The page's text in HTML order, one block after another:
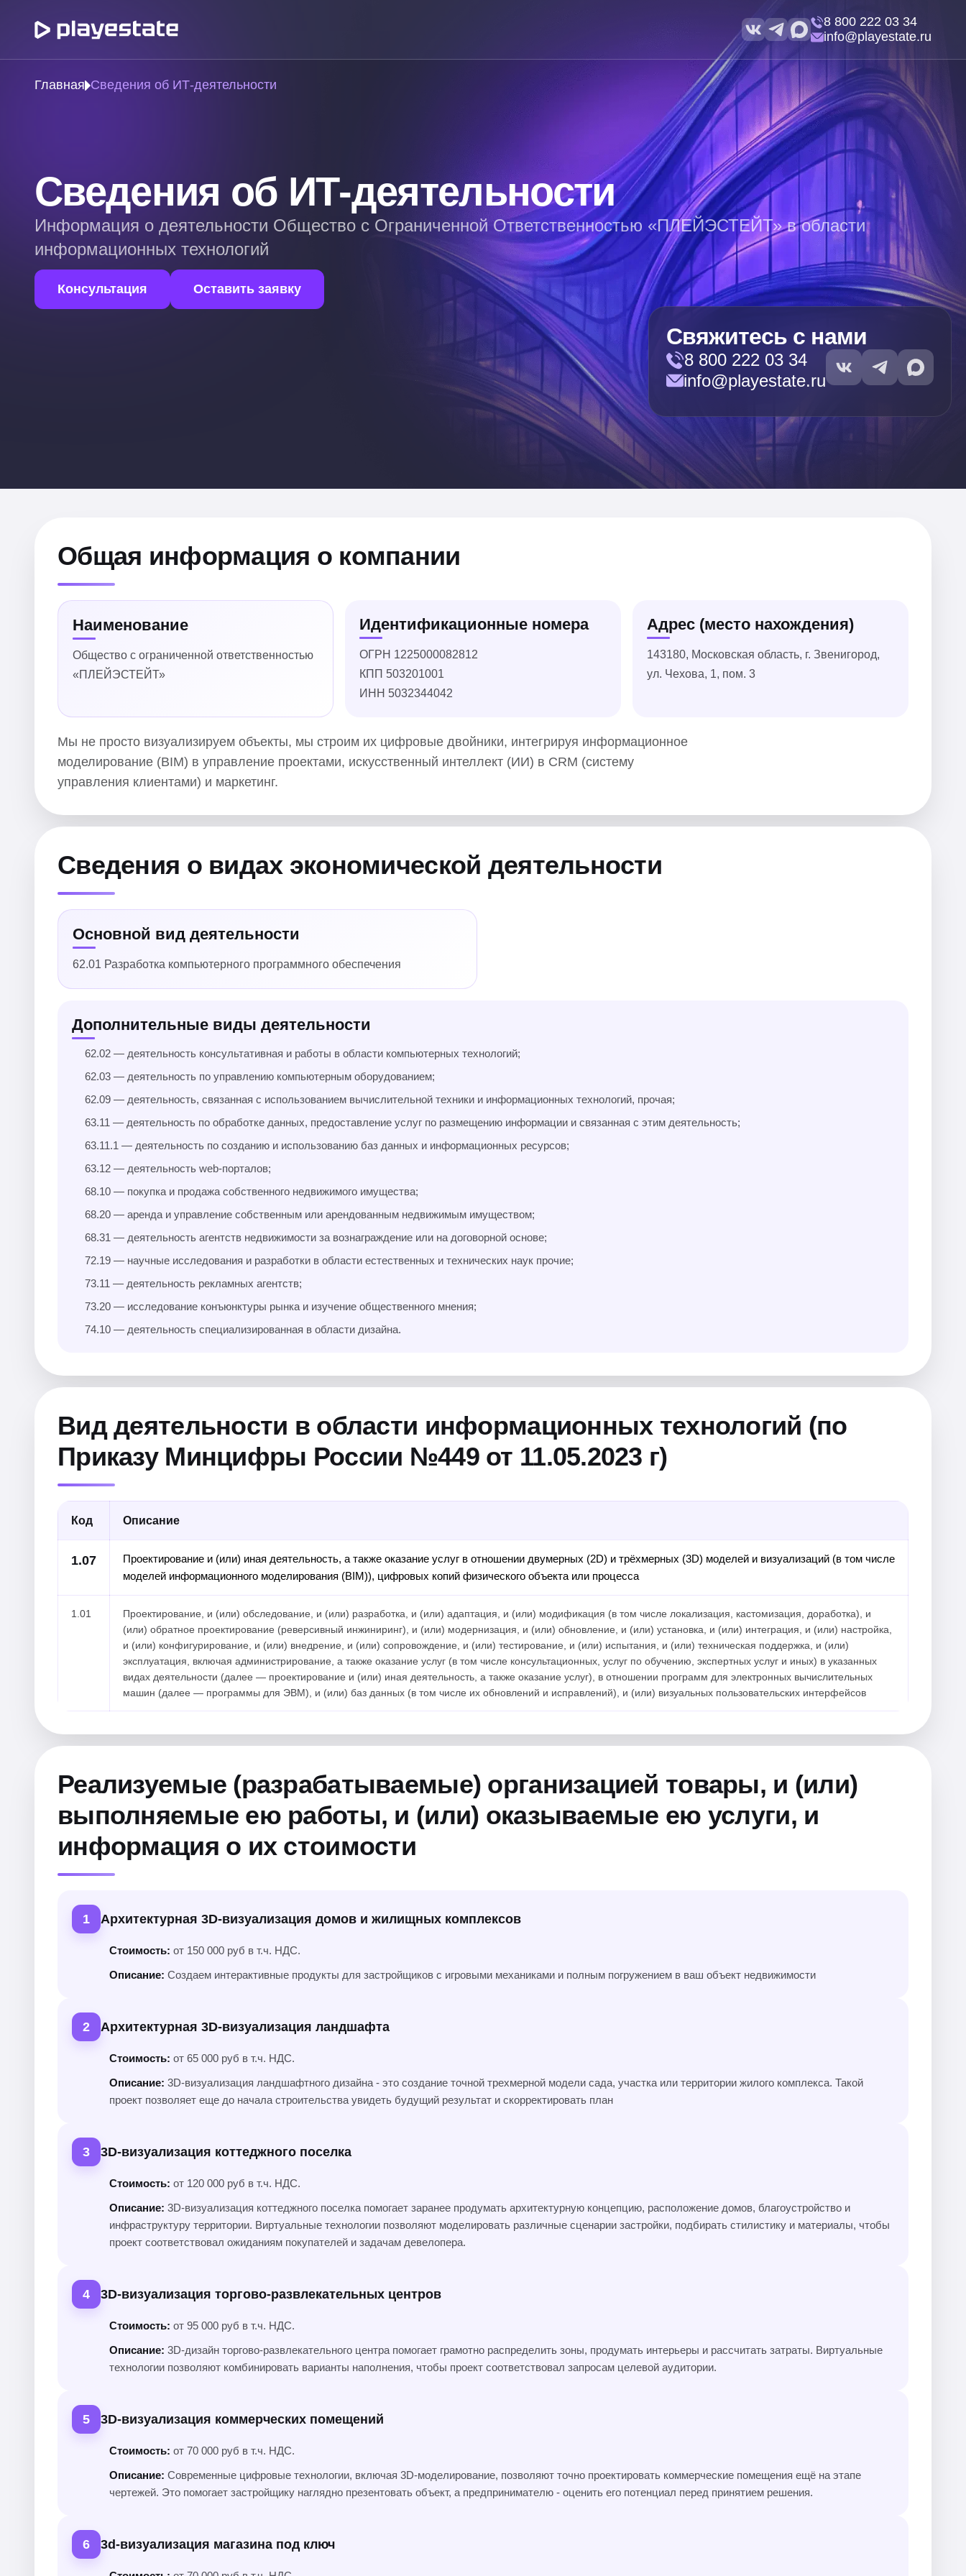
8 800 222 03 34
info@playestate.ru
Главная Сведения об ИТ-деятельности
Сведения об ИТ-деятельности
Информация о деятельности Общество с Ограниченной Ответственностью «ПЛЕЙЭСТЕЙТ» в области
информационных технологий
Консультация Оставить заявку
Свяжитесь с нами
8 800 222 03 34
info@playestate.ru
Общая информация о компании
Наименование
Общество с ограниченной ответственностью
«ПЛЕЙЭСТЕЙТ»
Идентификационные номера
ОГРН 1225000082812
КПП 503201001
ИНН 5032344042
Адрес (место нахождения)
143180, Московская область, г. Звенигород,
ул. Чехова, 1, пом. 3
Мы не просто визуализируем объекты, мы строим их цифровые двойники, интегрируя информационное
моделирование (BIM) в управление проектами, искусственный интеллект (ИИ) в CRM (систему
управления клиентами) и маркетинг.
Сведения о видах экономической деятельности
Основной вид деятельности
62.01 Разработка компьютерного программного обеспечения
Дополнительные виды деятельности
62.02 — деятельность консультативная и работы в области компьютерных технологий;
62.03 — деятельность по управлению компьютерным оборудованием;
62.09 — деятельность, связанная с использованием вычислительной техники и информационных технологий, прочая;
63.11 — деятельность по обработке данных, предоставление услуг по размещению информации и связанная с этим деятельность;
63.11.1 — деятельность по созданию и использованию баз данных и информационных ресурсов;
63.12 — деятельность web-порталов;
68.10 — покупка и продажа собственного недвижимого имущества;
68.20 — аренда и управление собственным или арендованным недвижимым имуществом;
68.31 — деятельность агентств недвижимости за вознаграждение или на договорной основе;
72.19 — научные исследования и разработки в области естественных и технических наук прочие;
73.11 — деятельность рекламных агентств;
73.20 — исследование конъюнктуры рынка и изучение общественного мнения;
74.10 — деятельность специализированная в области дизайна.
Вид деятельности в области информационных технологий (по
Приказу Минцифры России №449 от 11.05.2023 г)
Код Описание
1.07
Проектирование и (или) иная деятельность, а также оказание услуг в отношении двумерных (2D) и трёхмерных (3D) моделей и визуализаций (в том числе
моделей информационного моделирования (BIM)), цифровых копий физического объекта или процесса
1.01
Проектирование, и (или) обследование, и (или) разработка, и (или) адаптация, и (или) модификация (в том числе локализация, кастомизация, доработка), и
(или) обратное проектирование (реверсивный инжиниринг), и (или) модернизация, и (или) обновление, и (или) установка, и (или) интеграция, и (или) настройка,
и (или) конфигурирование, и (или) внедрение, и (или) сопровождение, и (или) тестирование, и (или) испытания, и (или) техническая поддержка, и (или)
эксплуатация, включая администрирование, а также оказание услуг (в том числе консультационных, услуг по обучению, экспертных услуг и иных) в указанных
видах деятельности (далее — проектирование и (или) иная деятельность, а также оказание услуг), в отношении программ для электронных вычислительных
машин (далее — программы для ЭВМ), и (или) баз данных (в том числе их обновлений и исправлений), и (или) визуальных пользовательских интерфейсов
Реализуемые (разрабатываемые) организацией товары, и (или)
выполняемые ею работы, и (или) оказываемые ею услуги, и
информация о их стоимости
1 Архитектурная 3D-визуализация домов и жилищных комплексов
Стоимость: от 150 000 руб в т.ч. НДС.
Описание: Создаем интерактивные продукты для застройщиков с игровыми механиками и полным погружением в ваш объект недвижимости
2 Архитектурная 3D-визуализация ландшафта
Стоимость: от 65 000 руб в т.ч. НДС.
Описание: 3D-визуализация ландшафтного дизайна - это создание точной трехмерной модели сада, участка или территории жилого комплекса. Такой
проект позволяет еще до начала строительства увидеть будущий результат и скорректировать план
3 3D-визуализация коттеджного поселка
Стоимость: от 120 000 руб в т.ч. НДС.
Описание: 3D-визуализация коттеджного поселка помогает заранее продумать архитектурную концепцию, расположение домов, благоустройство и
инфраструктуру территории. Виртуальные технологии позволяют моделировать различные сценарии застройки, подбирать стилистику и материалы, чтобы
проект соответствовал ожиданиям покупателей и задачам девелопера.
4 3D-визуализация торгово-развлекательных центров
Стоимость: от 95 000 руб в т.ч. НДС.
Описание: 3D-дизайн торгово-развлекательного центра помогает грамотно распределить зоны, продумать интерьеры и рассчитать затраты. Виртуальные
технологии позволяют комбинировать варианты наполнения, чтобы проект соответствовал запросам целевой аудитории.
5 3D-визуализация коммерческих помещений
Стоимость: от 70 000 руб в т.ч. НДС.
Описание: Современные цифровые технологии, включая 3D-моделирование, позволяют точно проектировать коммерческие помещения ещё на этапе
чертежей. Это помогает застройщику наглядно презентовать объект, а предпринимателю - оценить его потенциал перед принятием решения.
6 3d-визуализация магазина под ключ